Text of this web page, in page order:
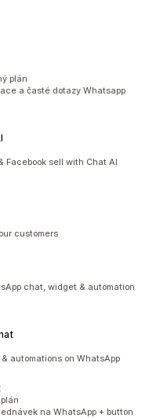
plán
a časté dotazy Whatsapp
Facebook sell with Chat AI
customers
chat, widget & automation
automations on WhatsApp
na WhatsApp + button